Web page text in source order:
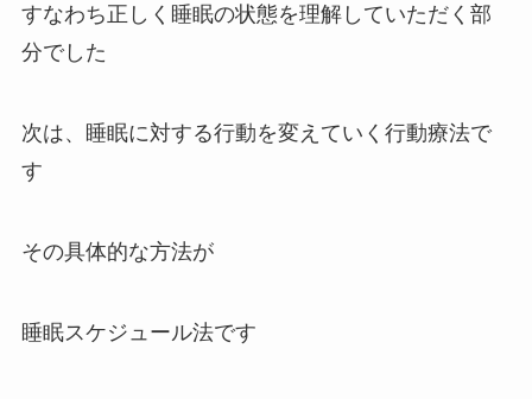
すなわち正しく睡眠の状態を理解していただく部
分でした
次は、睡眠に対する行動を変えていく行動療法で
す
その具体的な方法が
睡眠スケジュール法です